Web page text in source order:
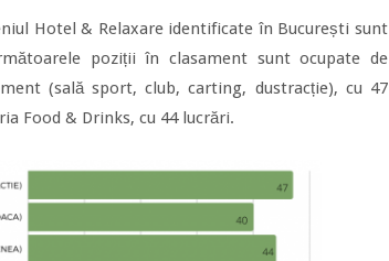
Hotel & Relaxare identificate în București sunt
poziții în clasament sunt ocupate de
(sală sport, club, carting, dustracție), cu 47
Food & Drinks, cu 44 lucrări.